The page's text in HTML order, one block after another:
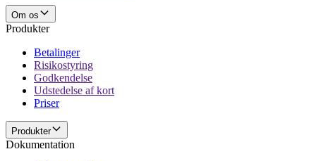
Om os
Produkter
Betalinger
Risikostyring
Godkendelse
Udstedelse af kort
Priser
Produkter
Dokumentation